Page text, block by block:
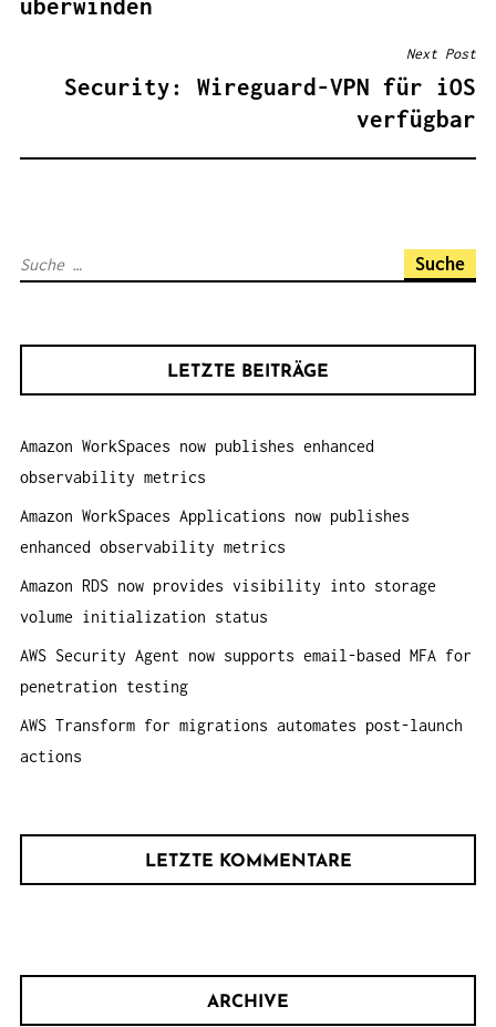
T
I
I
überwinden
Next Post
Security: Wireguard-VPN für iOS
verfügbar
S
a
c
h
:
LETZTE BEITRÄGE
Amazon WorkSpaces now publishes enhanced
observability metrics
Amazon WorkSpaces Applications now publishes
enhanced observability metrics
Amazon RDS now provides visibility into storage
volume initialization status
AWS Security Agent now supports email-based MFA for
penetration testing
AWS Transform for migrations automates post-launch
actions
LETZTE KOMMENTARE
ARCHIVE